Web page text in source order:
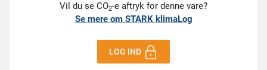
Vil du se CO2-e aftryk for denne vare?
Se mere om STARK klimaLog
LOG IND